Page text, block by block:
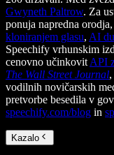
Gwyneth Paltrow. Za
ponuja napredna
kloniranjem glasu, AI
Speechify vrhunskim
cenovno učinkovit API
The Wall Street Journal,
vodilnih novičarskih
pretvorbe besedila v
speechify.com/blog in
Kazalo